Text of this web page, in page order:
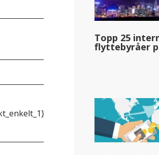
Tennessee
Topp 25
flyttebyråer